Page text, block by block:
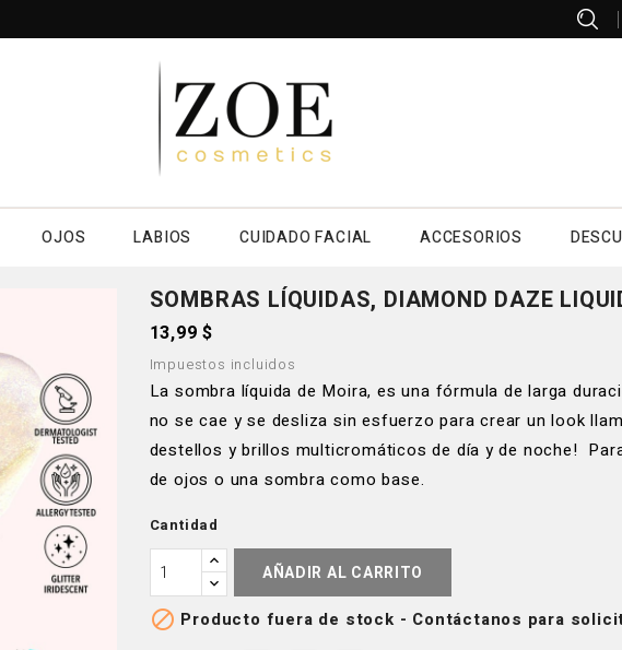
OJOS LABIOS CUIDADO FACIAL ACCESORIOS
SOMBRAS LÍQUIDAS, DIAMOND DAZE
13,99 $
Impuestos incluidos
La sombra líquida de Moira, es una fórmula de larga
no se cae y se desliza sin esfuerzo para crear un look
destellos y brillos multicromáticos de día y de noche!
de ojos o una sombra como base.
Cantidad
AÑADIR AL CARRITO
 Producto fuera de stock - Contáctanos para